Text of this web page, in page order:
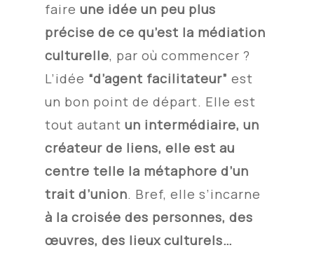
faireune idée un peu plus
précise de ce qu’est la médiation
culturelle, par où commencer ?
L’idée “d’agent facilitateur” est
un bon point de départ. Elle est
tout autantun intermédiaire, un
créateur de liens, elle est au
centre telle la métaphore d’un
trait d’union. Bref, elle s’incarne
à la croisée des personnes, des
œuvres, des lieux culturels…